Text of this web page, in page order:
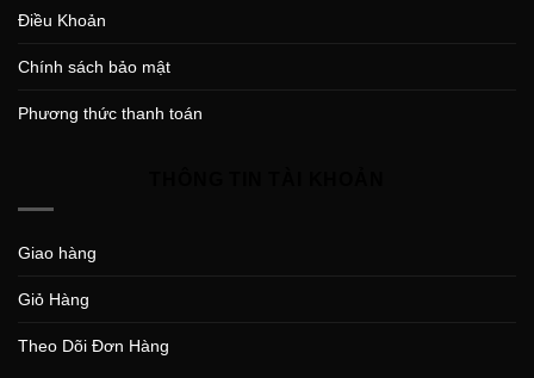
Điều Khoản
Chính sách bảo mật
Phương thức thanh toán
Giao hàng
Giỏ Hàng
Theo Dõi Đơn Hàng